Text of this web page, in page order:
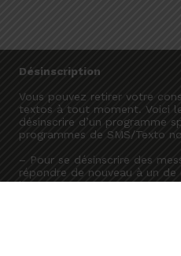
Désinscription
Vous pouvez retirer votre
textos à tout moment. Voici
désinscrire d’un programme
programmes de SMS/Texto
– Pour se désinscrire des
répondre de nouveau à un
les mots SMOKEFREE STOP